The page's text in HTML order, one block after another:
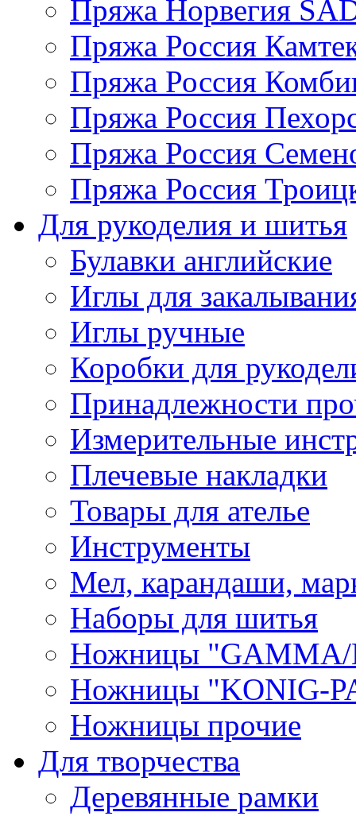
Пряжа Норвегия
Пряжа Россия
Пряжа Россия
Пряжа Россия
Пряжа Россия
Пряжа Россия
Для рукоделия и шитья
Булавки английские
Иглы для
Иглы ручные
Коробки для
Принадлежности
Измерительные
Плечевые накладки
Товары для ателье
Инструменты
Мел, карандаши,
Наборы для шитья
Ножницы "GAMMA/
Ножницы "KONIG-
Ножницы прочие
Для творчества
Деревянные рамки